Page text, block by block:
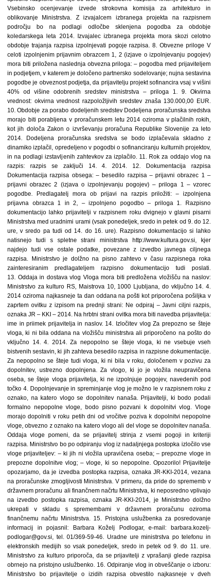
Vsebinsko ocenjevanje izvede strokovna komisija za arhitekturo in
oblikovanje Ministrstva. Z izvajalcem izbranega projekta na razpisnem
področju bo na podlagi odločbe sklenjena pogodba za obdobje
koledarskega leta 2014. Izvajalec izbranega projekta mora skozi celotno
obdobje trajanja razpisa izpolnjevati pogoje razpisa. 8. Obvezne priloge V
celoti izpolnjenim prijavnim obrazcem 1, 2 (izjave o izpolnjevanju pogojev)
mora biti priložena naslednja obvezna priloga: – pogodba med prijaviteljem
in podjetjem, v katerem je določeno partnersko sodelovanje; nujna sestavina
pogodbe je obveznost podjetja, da prijavitelju projekt sofinancira vsaj v višini
40% od višine odobrenih sredstev ministrstva – priloga 1. 9. Okvirna
vrednost: okvirna vrednost razpoložljivih sredstev znaša 130.000,00 EUR.
10. Obdobje za porabo dodeljenih sredstev Dodeljena proračunska sredstva
morajo biti porabljena v proračunskem letu 2014 oziroma v plačilnih rokih,
kot jih določa Zakon o izvrševanju proračuna Republike Slovenije za leto
2014. Dodeljena proračunska sredstva se bodo izplačevala skladno z
dinamiko izplačil, opredeljeno v pogodbi o sofinanciranju kulturnih projektov,
in na podlagi izstavljenih zahtevkov za izplačilo. 11. Rok za oddajo vlog na
razpis: razpis se zaključi 14. 4. 2014. 12. Dokumentacija razpisa
Dokumentacija razpisa obsega: – besedilo razpisa – prijavni obrazec 1 –
prijavni obrazec 2 (izjava o izpolnjevanju pogojev) – priloga 1 – vzorec
pogodbe. Predlagatelj mora ob prijavi na razpis priložiti: – izpolnjena
prijavna obrazca 1 in 2, – izpolnjeno pogodbo – priloga 1. Razpisno
dokumentacijo lahko prijavitelji v razpisnem roku dvignejo v glavni pisarni
Ministrstva med uradnimi urami (vsak ponedeljek, sredo in petek od 9. do 12.
ure, v sredo pa tudi od 14. do 16. ure). Razpisno dokumentacijo si lahko
natisnejo tudi s spletne strani ministrstva http://www.kultura.gov.si, kjer
najdejo tudi vse ostale podatke, povezane z izvedbo javnega ciljnega
razpisa. Ministrstvo je dolžno na pisno zahtevo v času razpisnega roka
zainteresiranim predlagateljem razpisno dokumentacijo tudi poslati.
13. Oddaja in dostava vlog Vloga mora biti predložena vložišču na naslov:
Ministrstvo za kulturo RS, Maistrova 10, 1000 Ljubljana, do vključno 14. 4.
2014 oziroma najkasneje ta dan oddana na pošti kot priporočena pošiljka v
zaprtem ovitku z izpisom na prednji strani: Ne odpiraj – Javni ciljni razpis,
oznaka JR – KKI – 2014. Na hrbtni strani ovitka mora biti navedba prijavitelja:
ime in priimek prijavitelja in naslov. 14. Izločitev vlog Za prepozno se šteje
vloga, ki ni bila oddana na vložišču ministrstva ali priporočeno na pošto do
vključno 14. 4. 2014. Za nepopolno se šteje vloga, ki ne vsebuje vseh
bistvenih sestavin, ki jih zahteva besedilo razpisa in razpisne dokumentacije.
Za nepopolno se šteje tudi vloga, ki ni bila v roku, določenem v pozivu za
dopolnitev, ustrezno dopolnjena. Za vlogo, ki jo je vložila neupravičena
oseba, se šteje vloga prijavitelja, ki ne izpolnjuje pogojev, navedenih pod
točko 4. Dopolnjevanje in spreminjanje vlog je možno le v razpisnem roku z
oznako, na katero vlogo se dopolnitev nanaša. Prijavitelji, ki bodo podali
formalno nepopolne vloge, bodo pisno pozvani k dopolnitvi vlog. Vloge
morajo dopolniti v roku petih dni od vročitve poziva k dopolnitvi nepopolne
vloge, obvezno z oznako na katero vlogo ali del vloge se dopolnitev nanaša.
Oddaja vloge pomeni, da se prijavitelj strinja z vsemi pogoji in kriteriji
razpisa. Ministrstvo bo po odpiranju vlog iz nadaljnjega postopka izločilo vse
vloge prijaviteljev: – ki jih ni vložila upravičena oseba; – prepozne vloge in
prepozne dopolnitve vlog; – vloge, ki so nepopolne. Opozorilo! Prijavitelje
opozarjamo, da je izvedba postopka razpisa, oznaka JR-KKI-2014, vezana
na proračunske zmogljivosti Ministrstva. V primeru, da pride do sprememb v
državnem proračunu ali finančnem načrtu Ministrstva, ki neposredno vplivajo
na izvedbo postopka razpisa, oznaka JR-KKI-2014, je Ministrstvo dolžno
ukrepati v skladu s spremembami v državnem proračunu oziroma
finančnemu načrtu Ministrstva. 15. Pristojna uslužbenka za posredovanje
informacij in pojasnil: Barbara Koželj Podlogar, e-mail: barbara.kozelj-
podlogar@gov.si, tel. 01/369-59-46. Uradne ure ministrstva po telefonu in
elektronskih medijih so vsak ponedeljek, sredo in petek od 9. do 11. ure.
Ministrstvo za kulturo priporoča, da se prijavitelji z vprašanji glede razpisa
obrnejo na pristojno uslužbenko. 16. Odpiranje vlog in obveščanje o izboru:
Ministrstvo bo prijavitelje o izidih razpisa obvestilo najkasneje v dveh